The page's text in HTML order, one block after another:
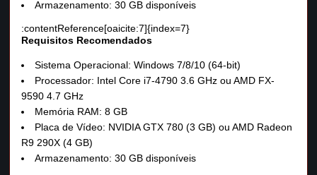
Armazenamento: 30 GB disponíveis
:contentReference[oaicite:7]{index=7}
Requisitos Recomendados
Sistema Operacional: Windows 7/8/10 (64-bit)
Processador: Intel Core i7-4790 3.6 GHz ou AMD FX-
9590 4.7 GHz
Memória RAM: 8 GB
Placa de Vídeo: NVIDIA GTX 780 (3 GB) ou AMD Radeon
R9 290X (4 GB)
Armazenamento: 30 GB disponíveis